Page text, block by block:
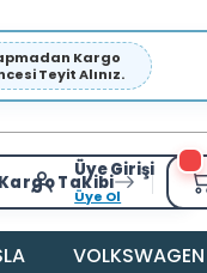
Kargo
Teyit Alınız.
Kargo Takibi
Üye Girişi
Üye Ol
VOLKSWAGEN